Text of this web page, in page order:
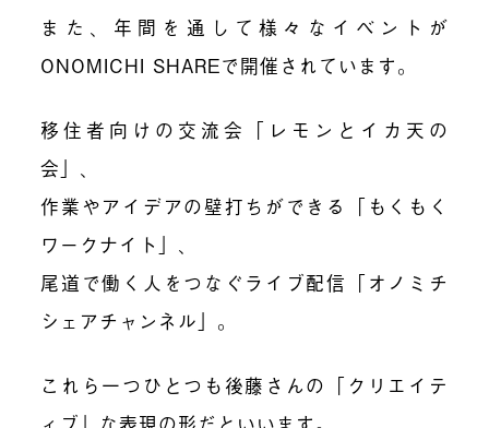
また、年間を通して様々なイベントが
ONOMICHI SHAREで開催されています。
移住者向けの交流会「レモンとイカ天の
会」、
作業やアイデアの壁打ちができる「もくもく
ワークナイト」、
尾道で働く人をつなぐライブ配信「オノミチ
シェアチャンネル」。
これら一つひとつも後藤さんの「クリエイテ